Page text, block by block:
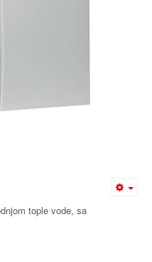
tople vode, sa